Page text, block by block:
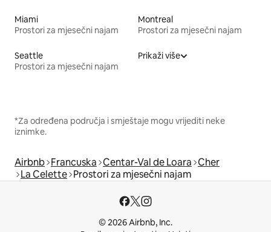
Miami
Prostori za mjesečni najam
Montreal
Prostori za mjesečni najam
Seattle
Prostori za mjesečni najam
Prikaži više
*Za određena područja i smještaje mogu vrijediti neke
iznimke.
Airbnb Francuska Centar-Val de Loara Cher
La Celette Prostori za mjesečni najam
© 2026 Airbnb, Inc.